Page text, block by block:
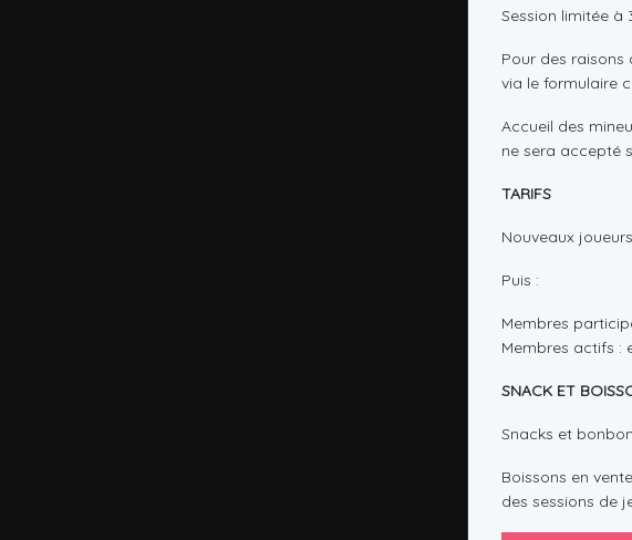
Session limitée à
Pour des
via le formulaire
Accueil des
ne sera accepté
TARIFS
Nouveaux
Puis :
Membres
Membres actifs :
SNACK ET
Snacks et
Boissons en
des sessions de